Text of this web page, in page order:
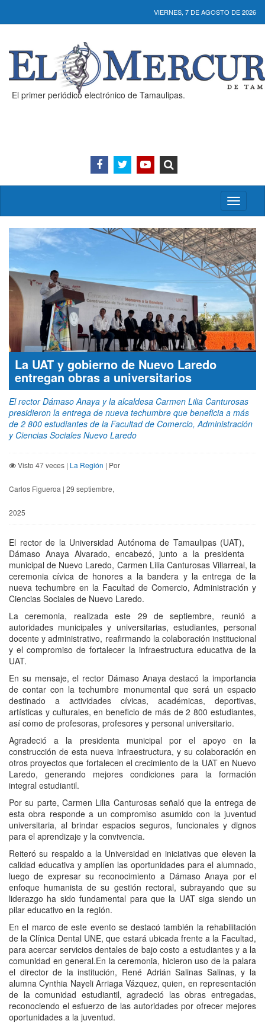
VIERNES, 7 DE AGOSTO DE 2026
El primer periódico electrónico de Tamaulipas.
Activar/
menú
La UAT y gobierno de Nuevo Laredo
entregan obras a universitarios
El rector Dámaso Anaya y la alcaldesa Carmen Lilia Canturosas
presidieron la entrega de nueva techumbre que beneficia a más
de 2 800 estudiantes de la Facultad de Comercio, Administración
y Ciencias Sociales Nuevo Laredo
Visto 47 veces | La Región | Por
Carlos Figueroa | 29 septiembre,
2025
El rector de la Universidad Autónoma de Tamaulipas (UAT),
Dámaso Anaya Alvarado, encabezó, junto a la presidenta
municipal de Nuevo Laredo, Carmen Lilia Canturosas Villarreal, la
ceremonia cívica de honores a la bandera y la entrega de la
nueva techumbre en la Facultad de Comercio, Administración y
Ciencias Sociales de Nuevo Laredo.
La ceremonia, realizada este 29 de septiembre, reunió a
autoridades municipales y universitarias, estudiantes, personal
docente y administrativo, reafirmando la colaboración institucional
y el compromiso de fortalecer la infraestructura educativa de la
UAT.
En su mensaje, el rector Dámaso Anaya destacó la importancia
de contar con la techumbre monumental que será un espacio
destinado a actividades cívicas, académicas, deportivas,
artísticas y culturales, en beneficio de más de 2 800 estudiantes,
así como de profesoras, profesores y personal universitario.
Agradeció a la presidenta municipal por el apoyo en la
construcción de esta nueva infraestructura, y su colaboración en
otros proyectos que fortalecen el crecimiento de la UAT en Nuevo
Laredo, generando mejores condiciones para la formación
integral estudiantil.
Por su parte, Carmen Lilia Canturosas señaló que la entrega de
esta obra responde a un compromiso asumido con la juventud
universitaria, al brindar espacios seguros, funcionales y dignos
para el aprendizaje y la convivencia.
Reiteró su respaldo a la Universidad en iniciativas que eleven la
calidad educativa y amplíen las oportunidades para el alumnado,
luego de expresar su reconocimiento a Dámaso Anaya por el
enfoque humanista de su gestión rectoral, subrayando que su
liderazgo ha sido fundamental para que la UAT siga siendo un
pilar educativo en la región.
En el marco de este evento se destacó también la rehabilitación
de la Clínica Dental UNE, que estará ubicada frente a la Facultad,
para acercar servicios dentales de bajo costo a estudiantes y a la
comunidad en general.En la ceremonia, hicieron uso de la palara
el director de la institución, René Adrián Salinas Salinas, y la
alumna Cynthia Nayeli Arriaga Vázquez, quien, en representación
de la comunidad estudiantil, agradeció las obras entregadas,
reconociendo el esfuerzo de las autoridades por ofrecer mejores
oportunidades a la juventud.